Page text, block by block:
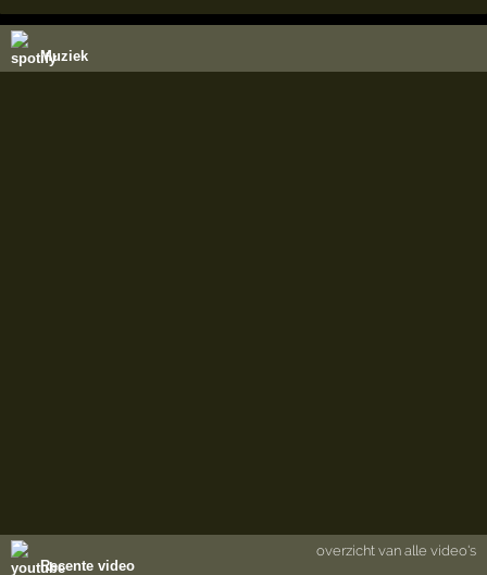
Muziek
Recente video
overzicht van alle video's